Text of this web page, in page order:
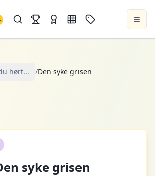
hørt... /Den syke grisen
syke grisen